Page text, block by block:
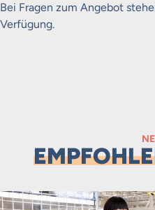
Bei Fragen zum Angebot
Verfügung.